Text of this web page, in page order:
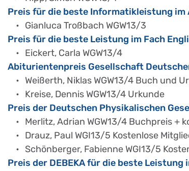
Preis für die beste Informatikleistung
Gianluca Troßbach WGW13/3
Preis für die beste Leistung im Fach
Eickert, Carla WGW13/4
Abiturientenpreis Gesellschaft
Weißerth, Niklas WGW13/4 Buch und
Kreise, Dennis WGW13/4 Urkunde
Preis der Deutschen Physikalischen
Merlitz, Adrian WGW13/4 Buchpreis +
Drauz, Paul WGI13/5 Kostenlose
Schönberger, Fabienne WGI13/5
Preis der DEBEKA für die beste